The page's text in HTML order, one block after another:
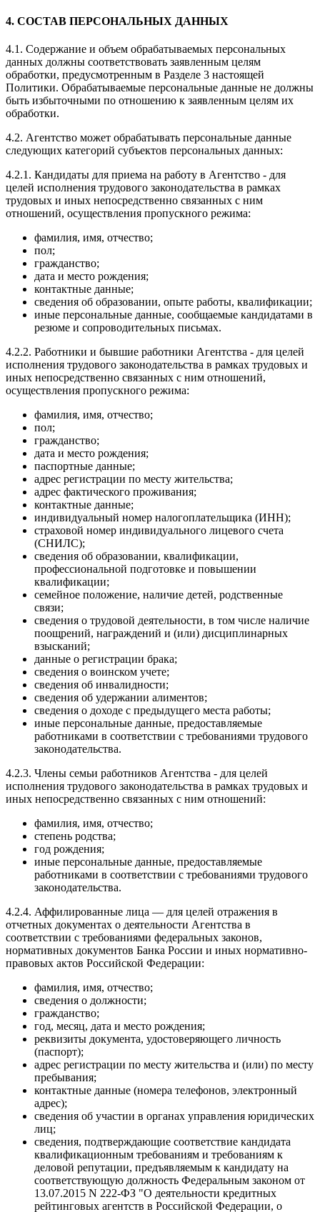
4. СОСТАВ ПЕРСОНАЛЬНЫХ ДАННЫХ
4.1. Содержание и объем обрабатываемых персональных
данных должны соответствовать заявленным целям
обработки, предусмотренным в Разделе 3 настоящей
Политики. Обрабатываемые персональные данные не должны
быть избыточными по отношению к заявленным целям их
обработки.
4.2. Агентство может обрабатывать персональные данные
следующих категорий субъектов персональных данных:
4.2.1. Кандидаты для приема на работу в Агентство - для
целей исполнения трудового законодательства в рамках
трудовых и иных непосредственно связанных с ним
отношений, осуществления пропускного режима:
фамилия, имя, отчество;
пол;
гражданство;
дата и место рождения;
контактные данные;
сведения об образовании, опыте работы, квалификации;
иные персональные данные, сообщаемые кандидатами в
резюме и сопроводительных письмах.
4.2.2. Работники и бывшие работники Агентства - для целей
исполнения трудового законодательства в рамках трудовых и
иных непосредственно связанных с ним отношений,
осуществления пропускного режима:
фамилия, имя, отчество;
пол;
гражданство;
дата и место рождения;
паспортные данные;
адрес регистрации по месту жительства;
адрес фактического проживания;
контактные данные;
индивидуальный номер налогоплательщика (ИНН);
страховой номер индивидуального лицевого счета
(СНИЛС);
сведения об образовании, квалификации,
профессиональной подготовке и повышении
квалификации;
семейное положение, наличие детей, родственные
связи;
сведения о трудовой деятельности, в том числе наличие
поощрений, награждений и (или) дисциплинарных
взысканий;
данные о регистрации брака;
сведения о воинском учете;
сведения об инвалидности;
сведения об удержании алиментов;
сведения о доходе с предыдущего места работы;
иные персональные данные, предоставляемые
работниками в соответствии с требованиями трудового
законодательства.
4.2.3. Члены семьи работников Агентства - для целей
исполнения трудового законодательства в рамках трудовых и
иных непосредственно связанных с ним отношений:
фамилия, имя, отчество;
степень родства;
год рождения;
иные персональные данные, предоставляемые
работниками в соответствии с требованиями трудового
законодательства.
4.2.4. Аффилированные лица — для целей отражения в
отчетных документах о деятельности Агентства в
соответствии с требованиями федеральных законов,
нормативных документов Банка России и иных нормативно-
правовых актов Российской Федерации:
фамилия, имя, отчество;
сведения о должности;
гражданство;
год, месяц, дата и место рождения;
реквизиты документа, удостоверяющего личность
(паспорт);
адрес регистрации по месту жительства и (или) по месту
пребывания;
контактные данные (номера телефонов, электронный
адрес);
сведения об участии в органах управления юридических
лиц;
сведения, подтверждающие соответствие кандидата
квалификационным требованиям и требованиям к
деловой репутации, предъявляемым к кандидату на
соответствующую должность Федеральным законом от
13.07.2015 N 222-ФЗ "О деятельности кредитных
рейтинговых агентств в Российской Федерации, о